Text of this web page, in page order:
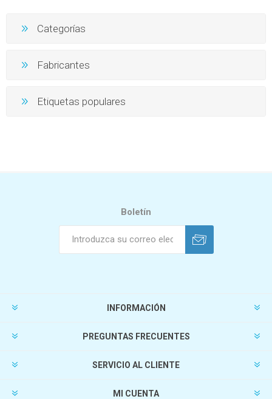
Categorías
Fabricantes
Etiquetas populares
Boletín
INFORMACIÓN
PREGUNTAS FRECUENTES
SERVICIO AL CLIENTE
MI CUENTA